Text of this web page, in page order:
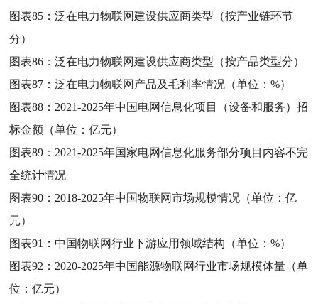
图表85：泛在电力物联网建设供应商类型（按产业链环节
分）
图表86：泛在电力物联网建设供应商类型（按产品类型分）
图表87：泛在电力物联网产品及毛利率情况（单位：%）
图表88： 2021-2025年中国电网信息化项目（设备和服务）招
标金额（单位：亿元）
图表89： 2021-2025年国家电网信息化服务部分项目内容不完
全统计情况
图表90： 2018-2025年中国物联网市场规模情况（单位：亿
元）
图表91：中国物联网行业下游应用领域结构（单位：%）
图表92： 2020-2025年中国能源物联网行业市场规模体量（单
位：亿元）